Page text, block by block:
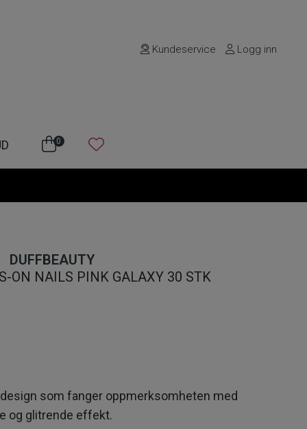
Kundeservice Logg inn
0
DUFFBEAUTY
ON NAILS PINK GALAXY 30 STK
som fanger oppmerksomheten med
og glitrende effekt.